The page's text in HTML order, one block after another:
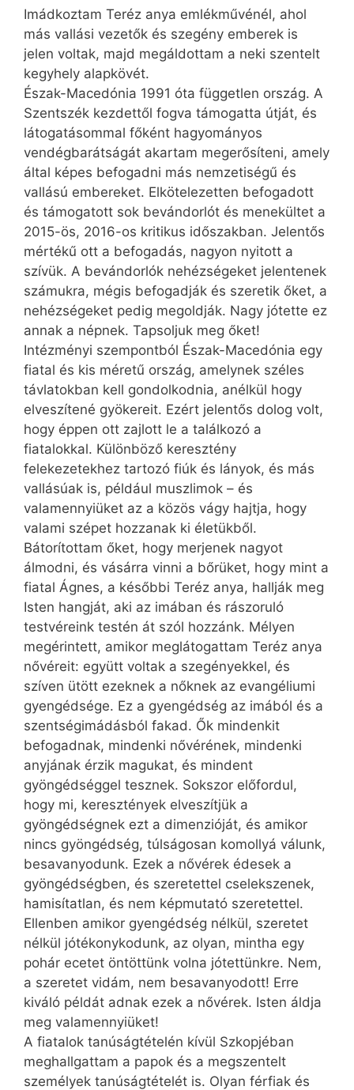
Imádkoztam Teréz anya emlékművénél, ahol
más vallási vezetők és szegény emberek is
jelen voltak, majd megáldottam a neki szentelt
kegyhely alapkövét.
Észak-Macedónia 1991 óta független ország. A
Szentszék kezdettől fogva támogatta útját, és
látogatásommal főként hagyományos
vendégbarátságát akartam megerősíteni, amely
által képes befogadni más nemzetiségű és
vallású embereket. Elkötelezetten befogadott
és támogatott sok bevándorlót és menekültet a
2015-ös, 2016-os kritikus időszakban. Jelentős
mértékű ott a befogadás, nagyon nyitott a
szívük. A bevándorlók nehéz­ségeket jelentenek
számukra, mégis befogadják és szeretik őket, a
nehézségeket pedig megoldják. Nagy jótette ez
annak a népnek. Tapsoljuk meg őket!
Intézményi szempontból Észak-Macedónia egy
fiatal és kis méretű ország, amelynek széles
távlatokban kell gondolkodnia, anélkül hogy
elveszítené gyökereit. Ezért jelentős dolog volt,
hogy éppen ott zajlott le a találkozó a
fiatalokkal. Különböző keresztény
felekezetekhez tartozó fiúk és lányok, és más
vallásúak is, például muszlimok – és
valamennyiüket az a közös vágy hajtja, hogy
valami szépet hozzanak ki életükből.
Bátorítottam őket, hogy merjenek nagyot
álmodni, és vásárra vinni a bőrüket, hogy mint a
fiatal Ágnes, a későbbi Teréz anya, hallják meg
Isten hangját, aki az imában és rászoruló
testvéreink testén át szól hozzánk. Mélyen
megérintett, amikor meglátogattam Teréz anya
nővéreit: együtt voltak a szegényekkel, és
szíven ütött ezeknek a nőknek az evangéliumi
gyengédsége. Ez a gyengédség az imából és a
szentségimádásból fakad. Ők mindenkit
befogadnak, mindenki nővérének, mindenki
anyjának érzik magukat, és mindent
gyöngédséggel tesznek. Sokszor előfordul,
hogy mi, keresztények elveszítjük a
gyöngédségnek ezt a dimenzióját, és amikor
nincs gyöngédség, túlságosan komollyá válunk,
besavanyodunk. Ezek a nővérek édesek a
gyöngédségben, és szeretettel cselekszenek,
hamisítatlan, és nem képmutató szeretettel.
Ellenben amikor gyengédség nélkül, szeretet
nélkül jótékonykodunk, az olyan, mintha egy
pohár ecetet öntöttünk volna jótettünkre. Nem,
a szeretet vidám, nem besavanyodott! Erre
kiváló példát adnak ezek a nővérek. Isten áldja
meg valamennyiüket!
A fiatalok tanúságtételén kívül Szkopjéban
meghallgattam a papok és a megszentelt
személyek tanúságtételét is. Olyan férfiak és